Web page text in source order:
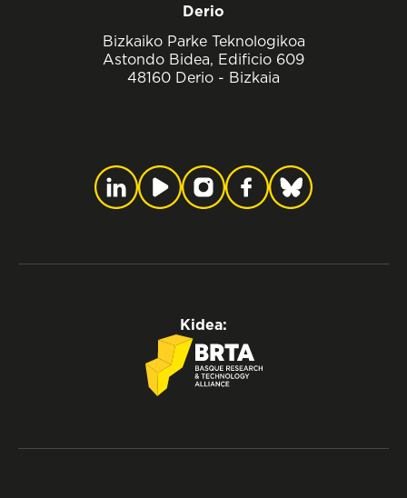
Derio
Bizkaiko Parke Teknologikoa
Astondo Bidea, Edificio 609
48160 Derio - Bizkaia
Kidea: